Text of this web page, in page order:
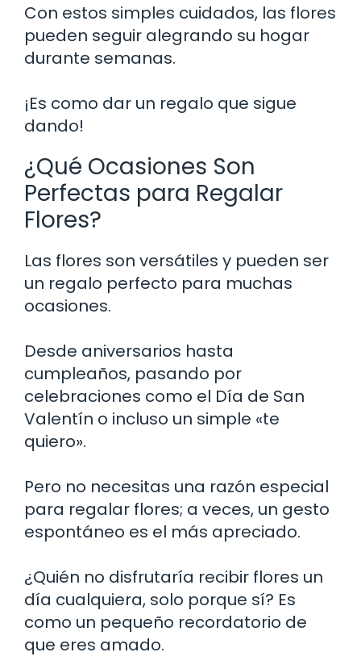
Con estos simples cuidados, las flores
pueden seguir alegrando su hogar
durante semanas.
¡Es como dar un regalo que sigue
dando!
¿Qué Ocasiones Son
Perfectas para Regalar
Flores?
Las flores son versátiles y pueden ser
un regalo perfecto para muchas
ocasiones.
Desde aniversarios hasta
cumpleaños, pasando por
celebraciones como el Día de San
Valentín o incluso un simple «te
quiero».
Pero no necesitas una razón especial
para regalar flores; a veces, un gesto
espontáneo es el más apreciado.
¿Quién no disfrutaría recibir flores un
día cualquiera, solo porque sí? Es
como un pequeño recordatorio de
que eres amado.